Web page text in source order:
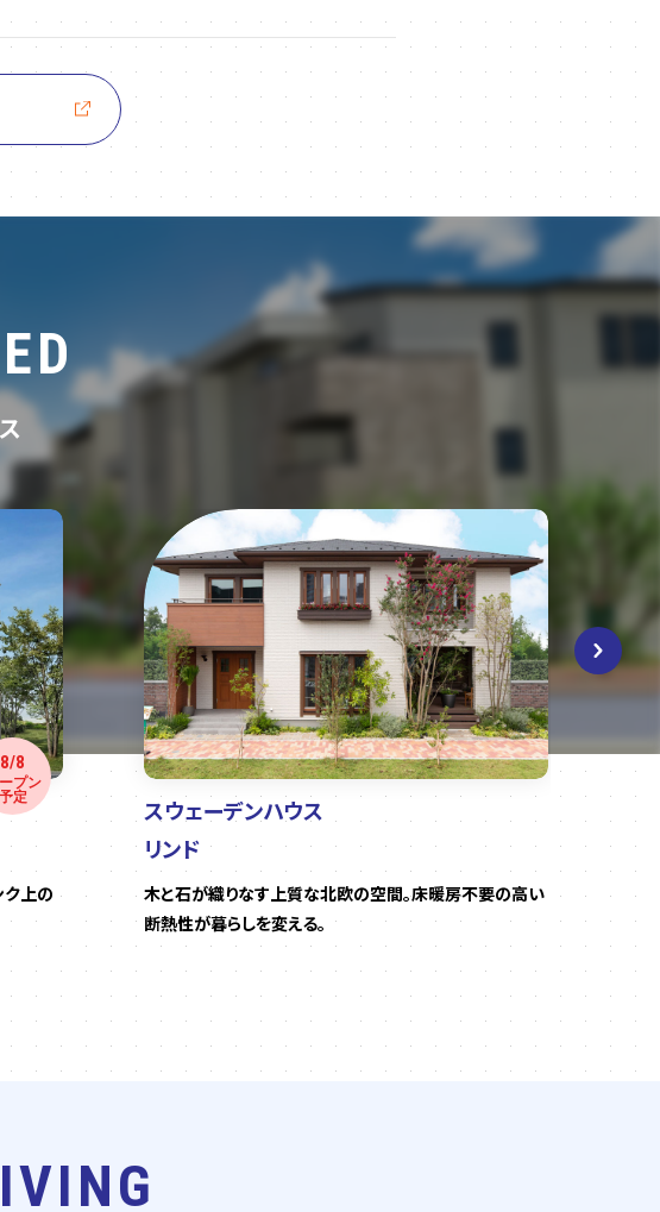
8/8
プン
予定
ク上の
スウェーデンハウス
リンド
木と石が織りなす上質な北欧の空間。床暖房不要の高い
断熱性が暮らしを変える。
東
心